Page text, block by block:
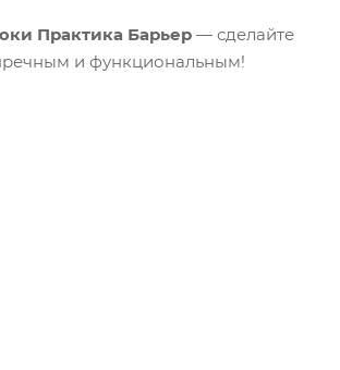
Практика Барьер — сделайте
и функциональным!